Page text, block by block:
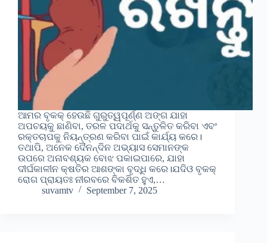
ଆମର ବୃକକ୍ ହେଉଛି ଗୁରୁତ୍ୱପୂର୍ଣ୍ଣ ଅଙ୍ଗ ଯାହା
ଅପଚୟକୁ ଛାଣିବା, ତରଳ ପଦାର୍ଥକୁ ସନ୍ତୁଳିତ କରିବା ଏବଂ
ରକ୍ତଚାପକୁ ନିୟନ୍ତ୍ରଣ କରିବା ପାଇଁ କାର୍ଯ୍ୟ କରେ।
ତଥାପି, ଅନେକ ଦୈନନ୍ଦିନ ଅଭ୍ୟାସ ସେମାନଙ୍କ
ଉପରେ ଅନାବଶ୍ୟକ ବୋଝ ପକାଇପାରେ, ଯାହା
ଦୀର୍ଘକାଳୀନ କ୍ଷତିର ଆଶଙ୍କା ବୃଦ୍ଧି କରେ।ଯଦିଓ ବୃକକ୍
ରୋଗ ପ୍ରାୟତଃ ନୀରବରେ ବିକଶିତ ହୁଏ,…
suvamtv
September 7, 2025